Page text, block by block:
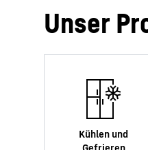
Unser